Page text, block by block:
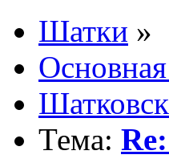
Шатки »
Тема: